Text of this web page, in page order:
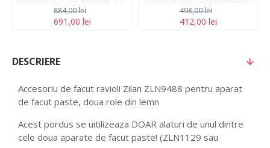
691,00 lei
884,00 lei
412,00 lei
498,00 lei
DESCRIERE
Accesoriu de facut ravioli Zilan ZLN9488 pentru aparat
de facut paste, doua role din lemn
Acest pordus se uitilizeaza DOAR alaturi de unul dintre
cele doua aparate de facut paste! (ZLN1129 sau